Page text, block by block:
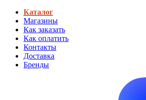
Каталог
Магазины
Как заказать
Как оплатить
Контакты
Доставка
Бренды